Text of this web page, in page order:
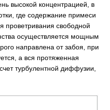
высокой концентрацией, в
где содержание примеси
проветривания свободной
осуществляется мощным
направлена от забоя, при
а вся протяженная
турбулентной диффузии,